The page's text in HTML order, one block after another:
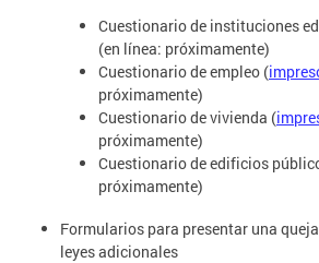
Cuestionario de instituciones
(en línea: próximamente)
Cuestionario de empleo (
próximamente)
Cuestionario de vivienda (
próximamente)
Cuestionario de edificios
próximamente)
Formularios para presentar una
leyes adicionales